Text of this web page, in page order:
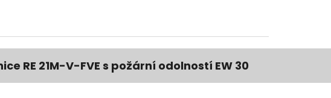
RE 21M-V-FVE s požární odolností EW 30